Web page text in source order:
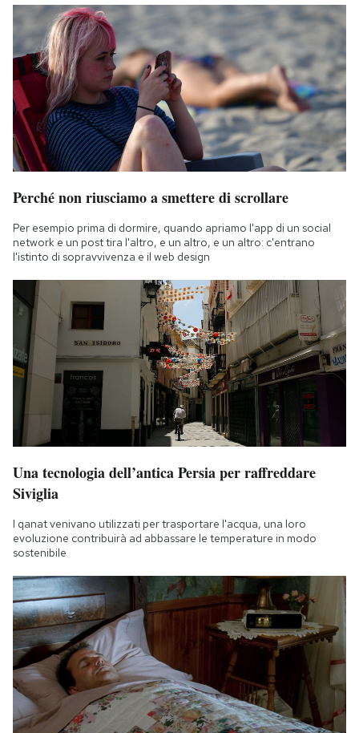
Perché non riusciamo a smettere di scrollare
Per esempio prima di dormire, quando apriamo l'app di un social
network e un post tira l'altro, e un altro, e un altro: c'entrano
l'istinto di sopravvivenza e il web design
Una tecnologia dell’antica Persia per raffreddare
Siviglia
I qanat venivano utilizzati per trasportare l'acqua, una loro
evoluzione contribuirà ad abbassare le temperature in modo
sostenibile